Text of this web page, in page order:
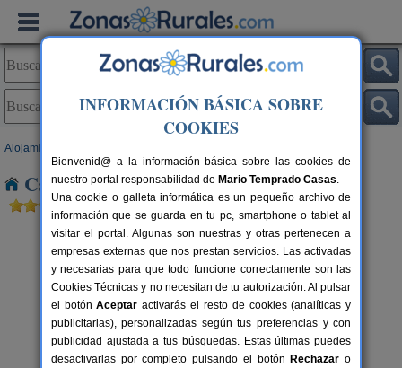
Alojamientos
Casas Rurales cerca de Cúllar Vega
8-14+2 pers.
desde27 €
Casa de Labranza para Turismo
Rural
Trasmulas (Granada)
INFORMACIÓN BÁSICA SOBRE
COOKIES
Bienvenid@ a la información básica sobre las cookies de
nuestro portal responsabilidad de Mario Temprado Casas.
Una cookie o galleta informática es un pequeño archivo de
información que se guarda en tu pc, smartphone o tablet al
visitar el portal. Algunas son nuestras y otras pertenecen a
empresas externas que nos prestan servicios. Las activadas
y necesarias para que todo funcione correctamente son las
Cookies Técnicas y no necesitan de tu autorización. Al pulsar
el botónAceptar activarás el resto de cookies (analíticas y
publicitarias), personalizadas según tus preferencias y con
publicidad ajustada a tus búsquedas. Estas últimas puedes
desactivarlas por completo pulsando el botón Rechazar o